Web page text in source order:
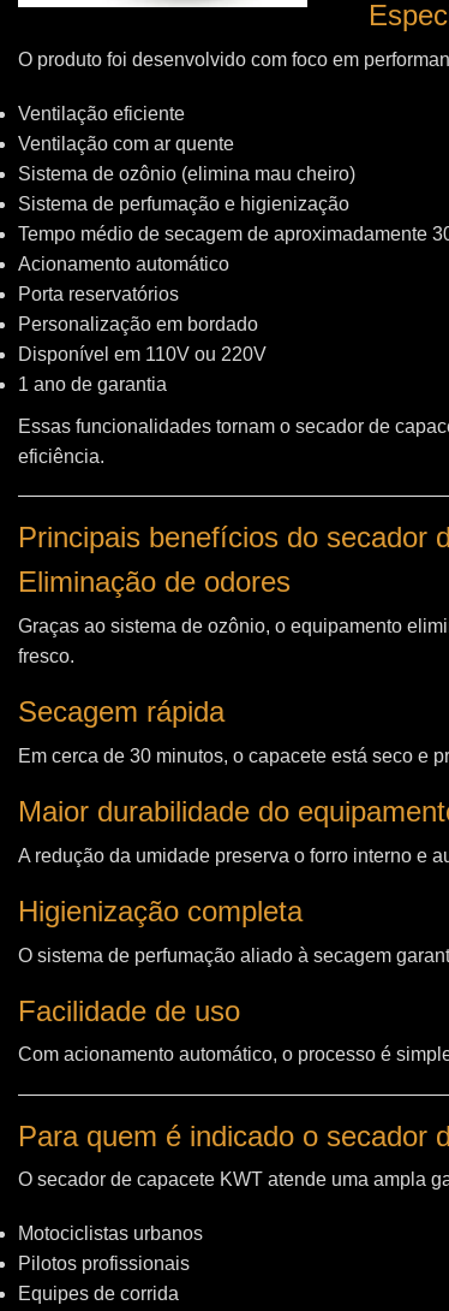
O produto foi desenvolvido com foco em
Ventilação eficiente
Ventilação com ar quente
Sistema de ozônio (elimina mau cheiro)
Sistema de perfumação e higienização
Tempo médio de secagem de aproximadamente
Acionamento automático
Porta reservatórios
Personalização em bordado
Disponível em 110V ou 220V
1 ano de garantia
Essas funcionalidades tornam o secador de
eficiência.
Principais benefícios do secador
Eliminação de odores
Graças ao sistema de ozônio, o equipamento
fresco.
Secagem rápida
Em cerca de 30 minutos, o capacete está seco e
Maior durabilidade do
A redução da umidade preserva o forro interno e
Higienização completa
O sistema de perfumação aliado à secagem
Facilidade de uso
Com acionamento automático, o processo é
Para quem é indicado o secador
O secador de capacete KWT atende uma ampla
Motociclistas urbanos
Pilotos profissionais
Equipes de corrida